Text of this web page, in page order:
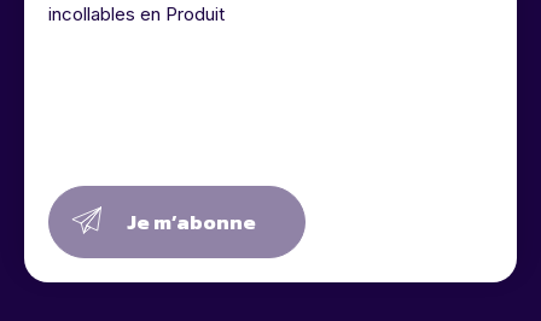
incollables en Produit
Je m’abonne